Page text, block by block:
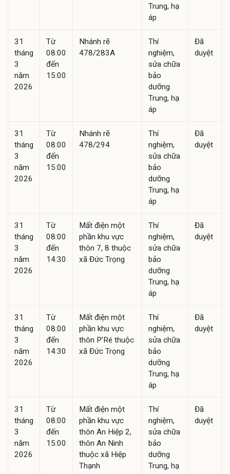
Trung, hạ
áp
31
tháng
3
năm
2026
Từ
08:00
đến
15:00
Nhánh rẽ
478/283A
Thí
nghiệm,
sửa chữa
bảo
dưỡng
Trung, hạ
áp
Đã
duyệt
31
tháng
3
năm
2026
Từ
08:00
đến
15:00
Nhánh rẽ
478/294
Thí
nghiệm,
sửa chữa
bảo
dưỡng
Trung, hạ
áp
Đã
duyệt
31
tháng
3
năm
2026
Từ
08:00
đến
14:30
Mất điện một
phần khu vực
thôn 7, 8 thuộc
xã Đức Trọng
Thí
nghiệm,
sửa chữa
bảo
dưỡng
Trung, hạ
áp
Đã
duyệt
31
tháng
3
năm
2026
Từ
08:00
đến
14:30
Mất điện một
phần khu vực
thôn P’Ré thuộc
xã Đức Trọng
Thí
nghiệm,
sửa chữa
bảo
dưỡng
Trung, hạ
áp
Đã
duyệt
31
tháng
3
năm
2026
Từ
08:00
đến
15:00
Mất điện một
phần khu vực
thôn An Hiệp 2,
thôn An Ninh
thuộc xã Hiệp
Thạnh
Thí
nghiệm,
sửa chữa
bảo
dưỡng
Trung, hạ
Đã
duyệt